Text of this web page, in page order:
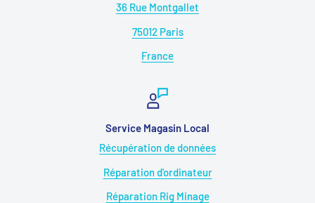
36 Rue Montgallet
75012 Paris
France
Service Magasin Local
Récupération de données
Réparation d'ordinateur
Réparation Rig Minage